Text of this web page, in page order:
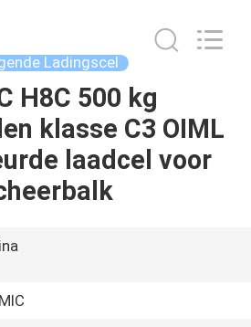
Ladingscel
H8C 500 kg
klasse C3 OIML
laadcel voor